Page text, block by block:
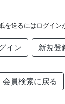
を送るにはログイン
イン 新規登
会員検索に戻る